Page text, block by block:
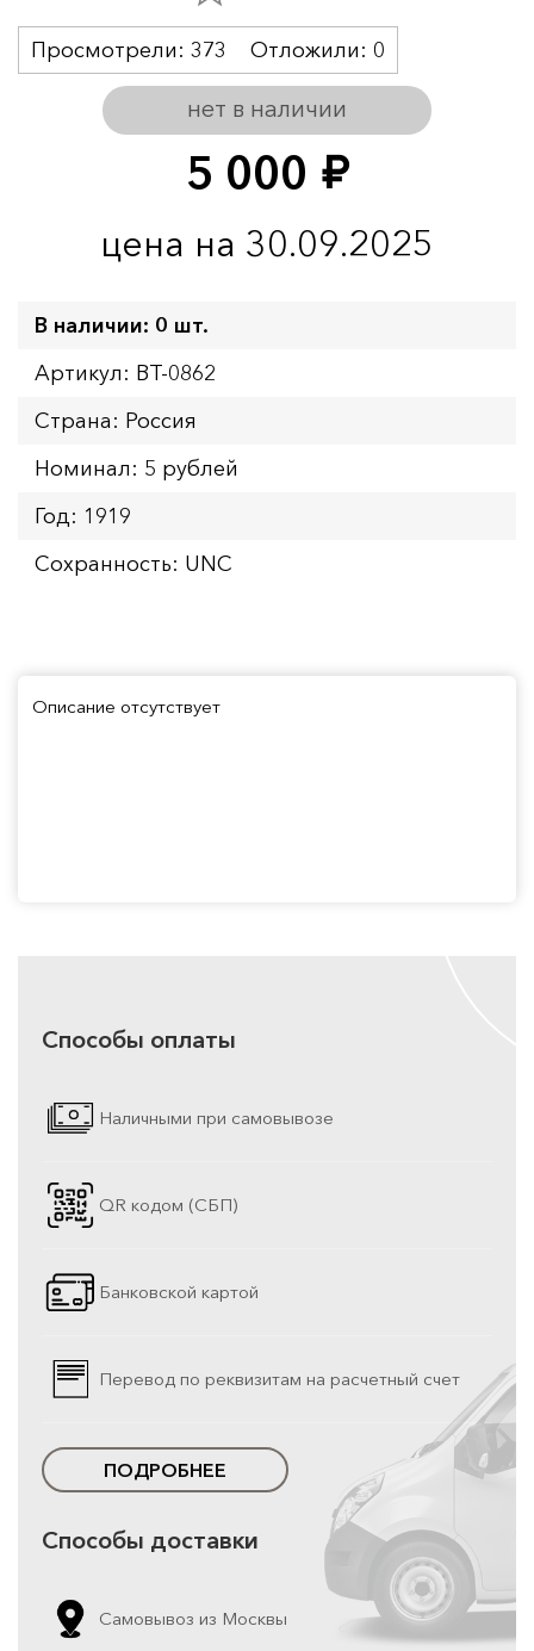
5 000 руб.
цена на 30.09.2025
нет в наличии
Просмотрели: 373 Отложили: 0
В наличии: 0 шт.
Артикул: BT-0862
Страна: Россия
Номинал: 5 рублей
Год: 1919
Сохранность: UNC
Описание отсутствует
Способы оплаты
Наличными при самовывозе
QR кодом (СБП)
Банковской картой
Перевод по реквизитам на расчетный счет
ПОДРОБНЕЕ
Способы доставки
Самовывоз из Москвы